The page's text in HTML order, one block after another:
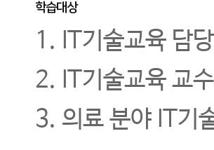
학습대상
1. IT기술교육 담
2. IT기술교육 교
3. 의료 분야 IT기